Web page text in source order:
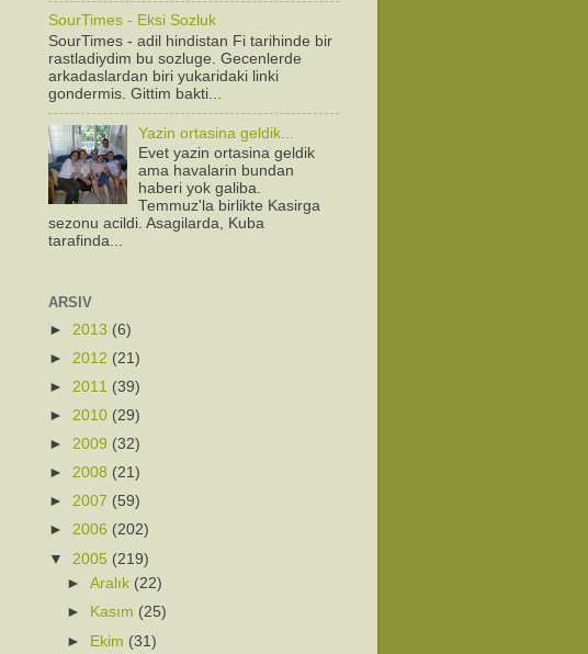
SourTimes - Eksi Sozluk
SourTimes - adil hindistan Fi tarihinde bir
rastladiydim bu sozluge. Gecenlerde
arkadaslardan biri yukaridaki linki
gondermis. Gittim bakti...
Yazin ortasina geldik...
Evet yazin ortasina geldik
ama havalarin bundan
haberi yok galiba.
Temmuz'la birlikte Kasirga
sezonu acildi. Asagilarda, Kuba
tarafinda...
ARSIV
► 2013 (6)
► 2012 (21)
► 2011 (39)
► 2010 (29)
► 2009 (32)
► 2008 (21)
► 2007 (59)
► 2006 (202)
▼ 2005 (219)
►Aralık (22)
►
Kasım (25)
► Ekim (31)